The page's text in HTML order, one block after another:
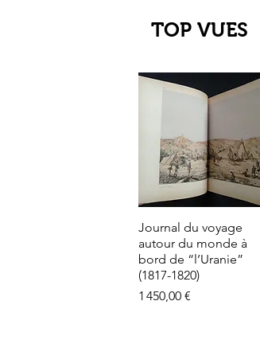
TOP VUES
Aperçu rapide
Journal du voyage
autour du monde à
bord de “l’Uranie”
(1817-1820)
Prix
1 450,00 €